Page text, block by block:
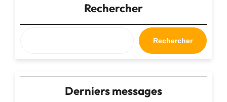
Voyage
à
Roulette
pour
Rechercher
Rechercher
Derniers messages